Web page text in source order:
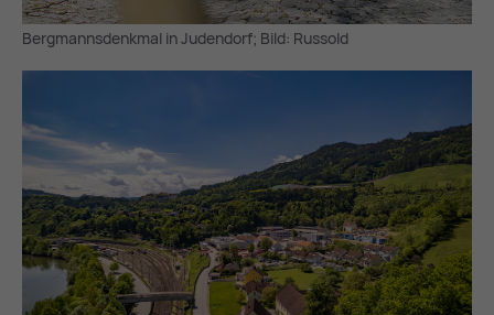
Bergmannsdenkmal in Judendorf; Bild: Russold